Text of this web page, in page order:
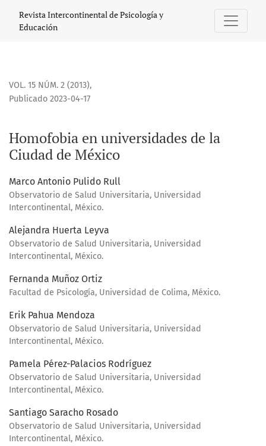
Homofobia en universidades de la Ciudad de México
Revista Intercontinental de Psicología y
Educación
VOL. 15 NÚM. 2 (2013),
Homofobia en universidades de la
Ciudad de México
Publicado 2023-04-17
Marco Antonio Pulido Rull
Observatorio de Salud Universitaria, Universidad
Intercontinental, México.
Alejandra Huerta Leyva
Observatorio de Salud Universitaria, Universidad
Intercontinental, México.
Fernanda Muñoz Ortiz
Facultad de Psicología, Universidad de Colima, México.
Erik Pahua Mendoza
Observatorio de Salud Universitaria, Universidad
Intercontinental, México.
Pamela Pérez-Palacios Rodríguez
Observatorio de Salud Universitaria, Universidad
Intercontinental, México.
Santiago Saracho Rosado
Observatorio de Salud Universitaria, Universidad
Intercontinental, México.